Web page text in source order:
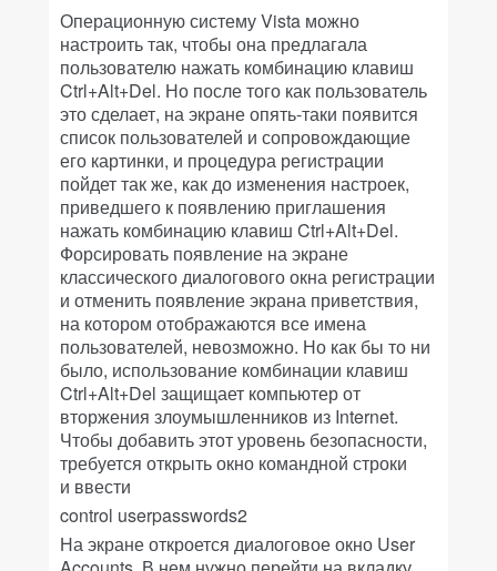
Операционную систему Vista можно
настроить так, чтобы она предлагала
пользователю нажать комбинацию клавиш
Ctrl+Alt+Del. Но после того как пользователь
это сделает, на экране опять-таки появится
список пользователей и сопровождающие
его картинки, и процедура регистрации
пойдет так же, как до изменения настроек,
приведшего к появлению приглашения
нажать комбинацию клавиш Ctrl+Alt+Del.
Форсировать появление на экране
классического диалогового окна регистрации
и отменить появление экрана приветствия,
на котором отображаются все имена
пользователей, невозможно. Но как бы то ни
было, использование комбинации клавиш
Ctrl+Alt+Del защищает компьютер от
вторжения злоумышленников из Internet.
Чтобы добавить этот уровень безопасности,
требуется открыть окно командной строки
и ввести
control userpasswords2
На экране откроется диалоговое окно User